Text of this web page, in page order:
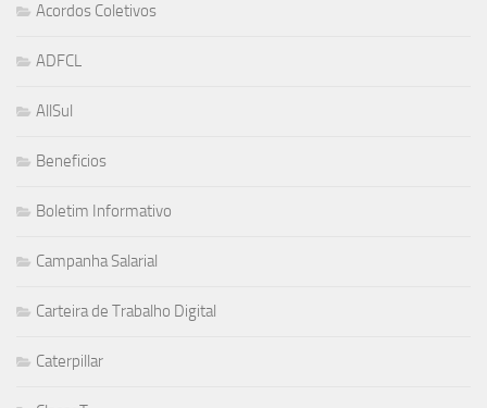
Acordos Coletivos
ADFCL
AllSul
Beneficios
Boletim Informativo
Campanha Salarial
Carteira de Trabalho Digital
Caterpillar